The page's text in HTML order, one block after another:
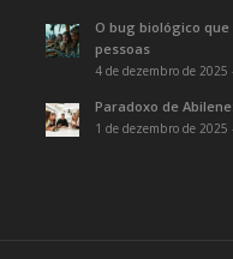
O bug biológico que
pessoas
4 de dezembro de 2025
Paradoxo de
1 de dezembro de 2025